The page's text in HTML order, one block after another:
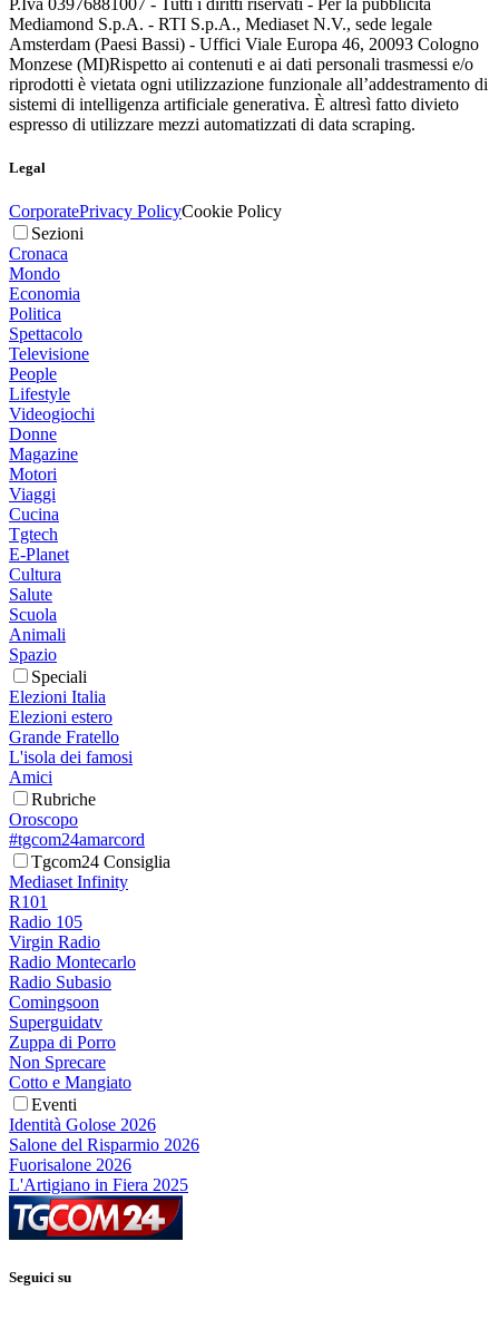
Mediamond S.p.A. - RTI S.p.A., Mediaset N.V., sede legale
Amsterdam (Paesi Bassi) - Uffici Viale Europa 46, 20093 Cologno
Monzese (MI)Rispetto ai contenuti e ai dati personali trasmessi e/o
riprodotti è vietata ogni utilizzazione funzionale all’addestramento di
sistemi di intelligenza artificiale generativa. È altresì fatto divieto
espresso di utilizzare mezzi automatizzati di data scraping.
Legal
CorporatePrivacy PolicyCookie Policy
Sezioni
Cronaca
Mondo
Economia
Politica
Spettacolo
Televisione
People
Lifestyle
Videogiochi
Donne
Magazine
Motori
Viaggi
Cucina
Tgtech
E-Planet
Cultura
Salute
Scuola
Animali
Spazio
Speciali
Elezioni Italia
Elezioni estero
Grande Fratello
L'isola dei famosi
Amici
Rubriche
Oroscopo
#tgcom24amarcord
Tgcom24 Consiglia
Mediaset Infinity
R101
Radio 105
Virgin Radio
Radio Montecarlo
Radio Subasio
Comingsoon
Superguidatv
Zuppa di Porro
Non Sprecare
Cotto e Mangiato
Eventi
Identità Golose 2026
Salone del Risparmio 2026
Fuorisalone 2026
L'Artigiano in Fiera 2025
Seguici su